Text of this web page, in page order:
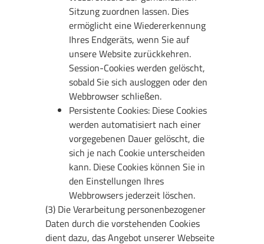
Sitzung zuordnen lassen. Dies
ermöglicht eine Wiedererkennung
Ihres Endgeräts, wenn Sie auf
unsere Website zurückkehren.
Session-Cookies werden gelöscht,
sobald Sie sich ausloggen oder den
Webbrowser schließen.
Persistente Cookies: Diese Cookies
werden automatisiert nach einer
vorgegebenen Dauer gelöscht, die
sich je nach Cookie unterscheiden
kann. Diese Cookies können Sie in
den Einstellungen Ihres
Webbrowsers jederzeit löschen.
(3) Die Verarbeitung personenbezogener
Daten durch die vorstehenden Cookies
dient dazu, das Angebot unserer Webseite